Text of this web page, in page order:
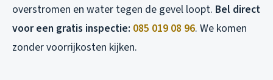
overstromen en water tegen de gevel loopt. Bel direct
voor een gratis inspectie: 085 019 08 96. We komen
zonder voorrijkosten kijken.